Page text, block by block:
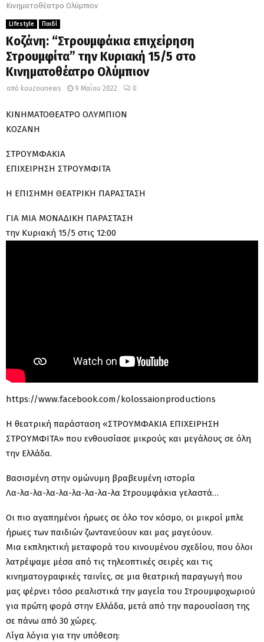
Κινηματοθέατρο Ολύμπιον
Lifestyle Παιδί
Κοζάνη: “Στρουμφάκια επιχείρηση
Στρουμφίτα” την Κυριακή 15/5 στο
Κινηματοθέατρο Ολύμπιον
από kouzounews 9 Μαΐου 2022 0
ΚΙΝΗΜΑΤΟΘΕΑΤΡΟ ΟΛΥΜΠΙΟΝ
ΚΟΖΑΝΗ
ΣΤΡΟΥΜΦΑΚΙΑ
ΕΠΙΧΕΙΡΗΣΗ ΣΤΡΟΥΜΦΙΤΑ
Η ΕΠΙΣΗΜΗ ΘΕΑΤΡΙΚΗ ΠΑΡΑΣΤΑΣΗ
ΓΙΑ ΜΙΑ ΜΟΝΑΔΙΚΗ ΠΑΡΑΣΤΑΣΗ
την Κυριακή 15/5 στις 12:00
https://www.facebook.com/kolossaionproductions
Η θεατρική παράσταση «ΣΤΡΟΥΜΦΑΚΙΑ ΕΠΙΧΕΙΡΗΣΗ
ΣΤΡΟΥΜΦΙΤΑ» που ενθουσίασε μικρούς και μεγάλους σε όλη
την Ελλάδα.
Βασισμένη στην ομώνυμη βραβευμένη ιστορία
Λα-λα-λα-λα-λα-λα-λα-λα-λα Στρουμφάκια γελαστά…
Οι πιο αγαπημένοι ήρωες σε όλο τον κόσμο, οι μικροί μπλε
ήρωες των παιδιών ζωντανεύουν και μας μαγεύουν.
Μια εκπληκτική μεταφορά του κινουμένου σχεδίου, που όλοι
λατρέψαμε μέσα από τις τηλεοπτικές σειρές και τις
κινηματογραφικές ταινίες, σε μια θεατρική παραγωγή που
μας φέρνει τόσο ρεαλιστικά την μαγεία του Στρουμφοχωριού
για πρώτη φορά στην Ελλάδα, μετά από την παρουσίαση της
σε πάνω από 30 χώρες.
Λίγα λόγια για την υπόθεση: